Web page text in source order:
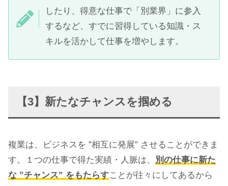
したり、得意な仕事で「別業界」に参入
するなど、すでに習得している知識・ス
キルを活かして仕事を増やします。
【3】新たなチャンスを掴める
複業は、ビジネスを ”相互に発展” させることができま
す。１つの仕事で得た実績・人脈は、
別の仕事に新た
な ”チャンス” をもたらすことが往々にしてあるから